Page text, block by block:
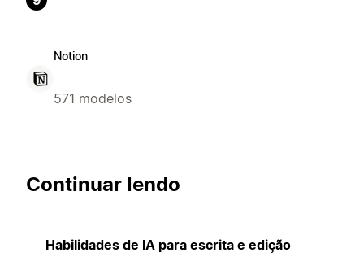
Notion
571 modelos
Continuar lendo
Habilidades de IA para escrita e edição